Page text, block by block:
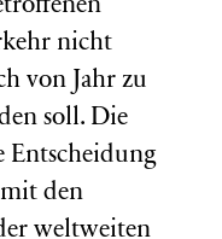
nicht
von Jahr zu
soll. Die
Entscheidung
den
weltweiten